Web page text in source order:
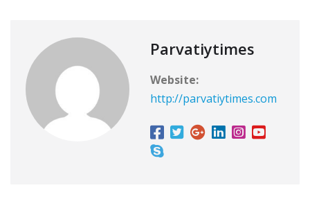
Parvatiytimes
Website:
http://parvatiytimes.com